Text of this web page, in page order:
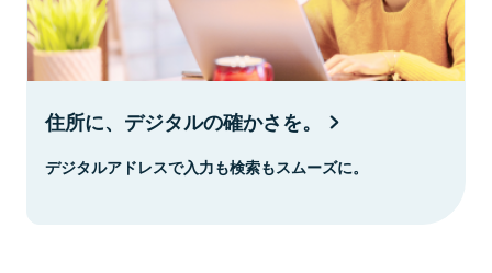
住所に、デジタルの確かさを。
デジタルアドレスで入力も検索もスムーズに。